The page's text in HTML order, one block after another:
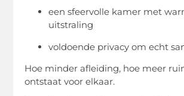
een sfeervolle kamer met
uitstraling
voldoende privacy om echt
Hoe minder afleiding, hoe meer
ontstaat voor elkaar.